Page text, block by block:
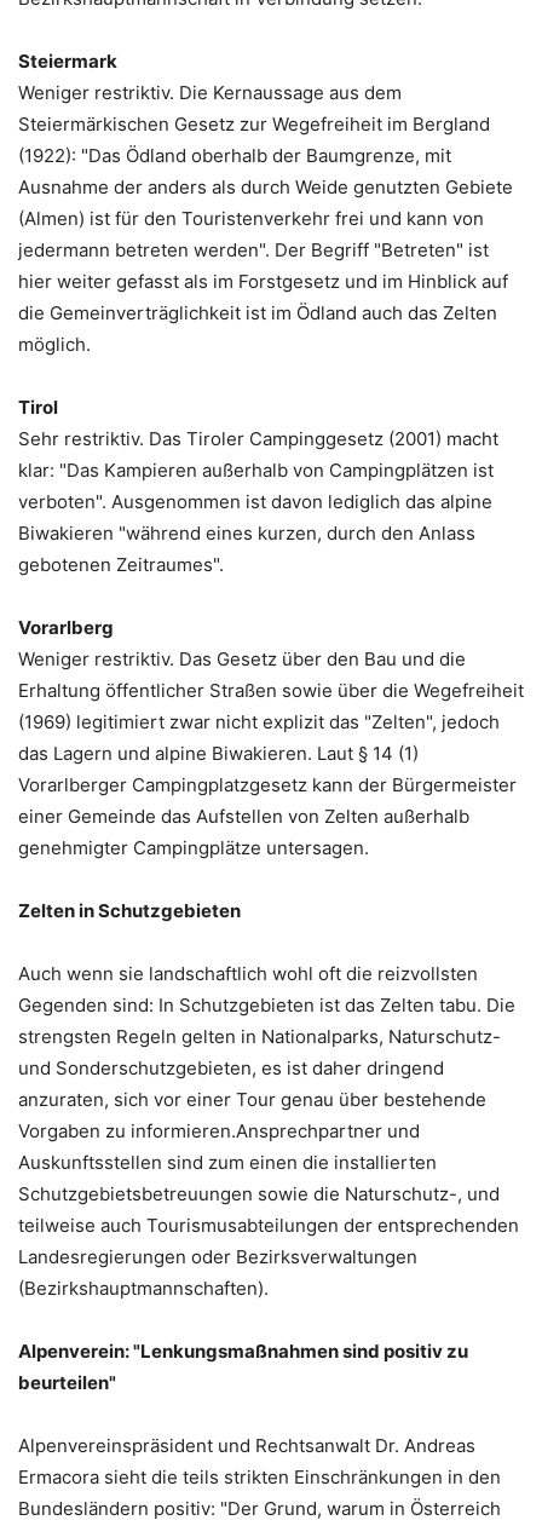
Steiermark
Weniger restriktiv. Die Kernaussage aus dem
Steiermärkischen Gesetz zur Wegefreiheit im Bergland
(1922): "Das Ödland oberhalb der Baumgrenze, mit
Ausnahme der anders als durch Weide genutzten Gebiete
(Almen) ist für den Touristenverkehr frei und kann von
jedermann betreten werden". Der Begriff "Betreten" ist
hier weiter gefasst als im Forstgesetz und im Hinblick auf
die Gemeinverträglichkeit ist im Ödland auch das Zelten
möglich.
Tirol
Sehr restriktiv. Das Tiroler Campinggesetz (2001) macht
klar: "Das Kampieren außerhalb von Campingplätzen ist
verboten". Ausgenommen ist davon lediglich das alpine
Biwakieren "während eines kurzen, durch den Anlass
gebotenen Zeitraumes".
Vorarlberg
Weniger restriktiv. Das Gesetz über den Bau und die
Erhaltung öffentlicher Straßen sowie über die Wegefreiheit
(1969) legitimiert zwar nicht explizit das "Zelten", jedoch
das Lagern und alpine Biwakieren. Laut § 14 (1)
Vorarlberger Campingplatzgesetz kann der Bürgermeister
einer Gemeinde das Aufstellen von Zelten außerhalb
genehmigter Campingplätze untersagen.
Zelten in Schutzgebieten
Auch wenn sie landschaftlich wohl oft die reizvollsten
Gegenden sind: In Schutzgebieten ist das Zelten tabu. Die
strengsten Regeln gelten in Nationalparks, Naturschutz-
und Sonderschutzgebieten, es ist daher dringend
anzuraten, sich vor einer Tour genau über bestehende
Vorgaben zu informieren.Ansprechpartner und
Auskunftsstellen sind zum einen die installierten
Schutzgebietsbetreuungen sowie die Naturschutz-, und
teilweise auch Tourismusabteilungen der entsprechenden
Landesregierungen oder Bezirksverwaltungen
(Bezirkshauptmannschaften).
Alpenverein: "Lenkungsmaßnahmen sind positiv zu
beurteilen"
Alpenvereinspräsident und Rechtsanwalt Dr. Andreas
Ermacora sieht die teils strikten Einschränkungen in den
Bundesländern positiv: "Der Grund, warum in Österreich